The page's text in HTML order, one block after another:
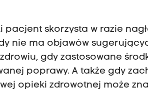
skorzysta w razie
nie ma objawów
gdy zastosowane
poprawy. A także gdy
opieki zdrowotnej może